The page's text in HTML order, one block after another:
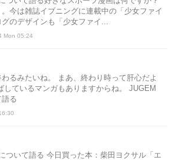
今は雑誌イブニングに連載中の「少女ファイ
のデザインも「少女ファイ...
Mon 05:24
るみたいね。 まあ、終わり時って肝心だよ
しているマンガもありますからね。 JUGEM
る
ついて語る 今日買った本：柴田ヨクサル「エ